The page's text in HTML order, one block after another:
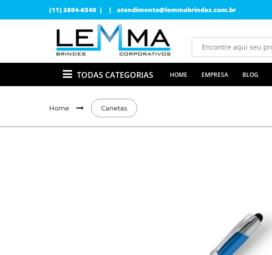
(11) 3804-6540 | | atendimento@lemmabrindes.com.br
TODAS CATEGORIAS HOME EMPRESA BLOG
Home Canetas